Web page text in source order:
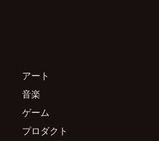
アート
音楽
ゲーム
プロダクト